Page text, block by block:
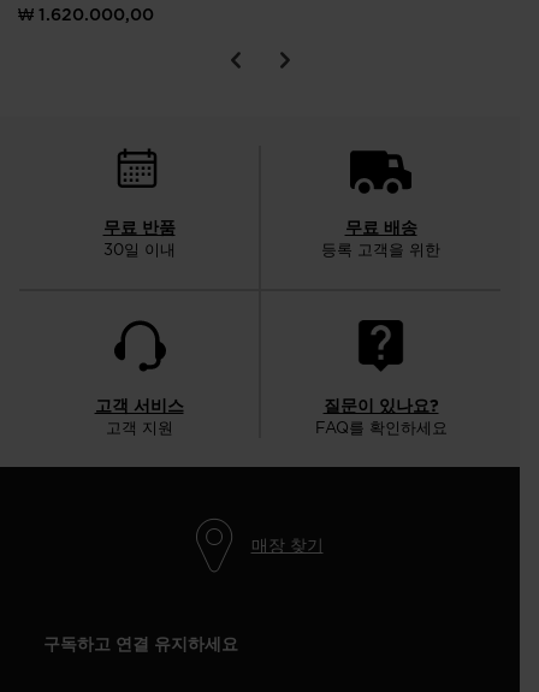
₩ 1.620.000,00
무료 반품
30일 이내
무료 배송
등록 고객을 위한
고객 서비스
고객 지원
질문이 있나요?
FAQ를 확인하세요
매장 찾기
구독하고 연결 유지하세요